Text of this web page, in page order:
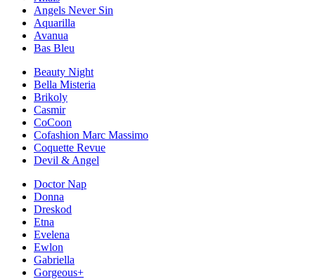
Angels Never Sin
Aquarilla
Avanua
Bas Bleu
Beauty Night
Bella Misteria
Brikoly
Casmir
CoCoon
Cofashion Marc Massimo
Coquette Revue
Devil & Angel
Doctor Nap
Donna
Dreskod
Etna
Evelena
Ewlon
Gabriella
Gorgeous+